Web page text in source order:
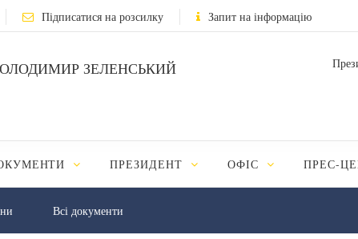
Підписатися на розсилку Запит на інформацію
ЗЕЛЕНСЬКИЙ
ПРЕЗИДЕНТ ОФІС ПРЕС-
Всі документи